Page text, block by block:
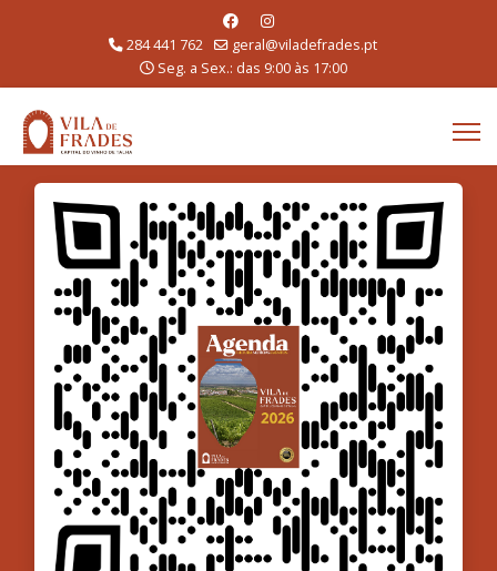
284 441 762
geral@viladefrades.pt
Seg. a Sex.: das 9:00 às 17:00